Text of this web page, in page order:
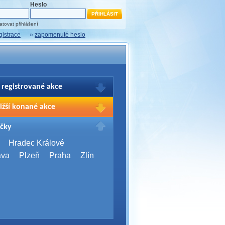
Heslo
přihlášení
» zapomenuté heslo
registrované akce
Vašich registrací na akce
přihlašte.
konané akce
2026
Brno
Server Bootcamp 2026
Hradec Králové
Plzeň Praha Zlín